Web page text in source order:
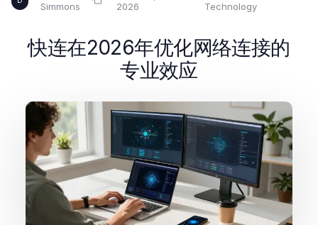
Simmons
2026
Technology
快连在2026年优化网络连接的
专业效应